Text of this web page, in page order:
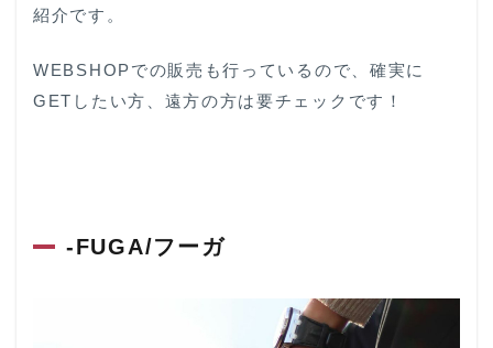
紹介です。
WEBSHOPでの販売も行っているので、確実に
GETしたい方、遠方の方は要チェックです！
-FUGA/フーガ